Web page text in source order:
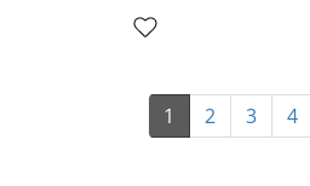
1 2 3 4